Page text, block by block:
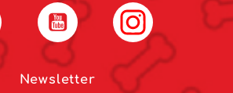
Newsletter
Facebook YouTube Instagram